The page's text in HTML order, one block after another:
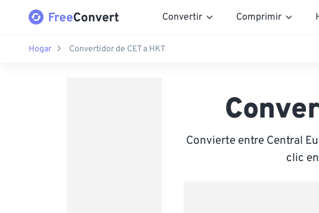
Convertir Comprimir
Hogar Convertidor de CET a HKT
Convierte entre Central
clic